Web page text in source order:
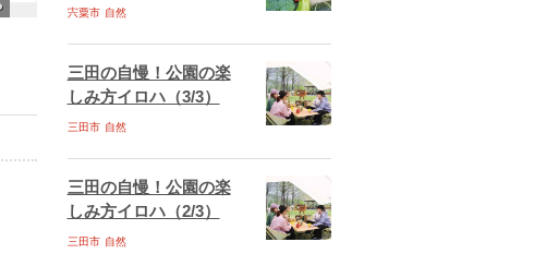
宍粟市 自然
三田の自慢！公園の楽
しみ方イロハ（3/3）
三田市 自然
三田の自慢！公園の楽
しみ方イロハ（2/3）
三田市 自然